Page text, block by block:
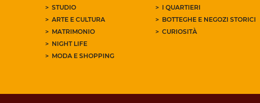
STUDIO
ARTE E CULTURA
MATRIMONIO
NIGHT LIFE
MODA E SHOPPING
I QUARTIERI
BOTTEGHE E NEGOZI STORICI
CURIOSITÀ